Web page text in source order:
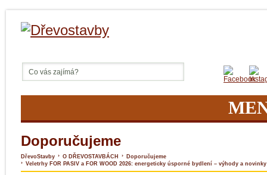
Doporučujeme
DřevoStavby › O DŘEVOSTAVBÁCH ›
Doporučujeme
› Veletrhy FOR PASIV a FOR WOOD 2026: energeticky úsporné bydlení – výhody a novinky